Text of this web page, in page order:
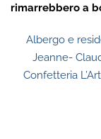
rimarrebbero a
Albergo e
Jeanne-
Confetteria